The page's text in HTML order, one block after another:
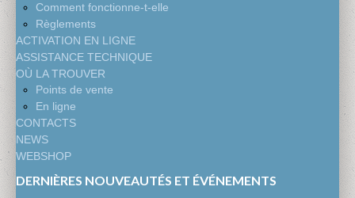
Comment fonctionne-t-elle
Règlements
ACTIVATION EN LIGNE
ASSISTANCE TECHNIQUE
OÙ LA TROUVER
Points de vente
En ligne
CONTACTS
NEWS
WEBSHOP
DERNIÈRES NOUVEAUTÉS ET ÉVÉNEMENTS